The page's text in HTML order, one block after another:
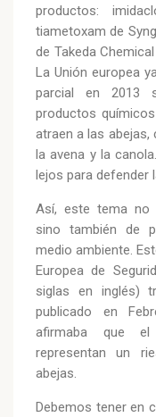
productos:
tiametoxam de
de Takeda
La Unión europea
parcial en 2013
productos
atraen a las abejas,
la avena y la
lejos para defender
Así, este tema no
sino también de
medio ambiente.
Europea de
siglas en inglés)
publicado en
afirmaba que
representan un
abejas.
Debemos tener en